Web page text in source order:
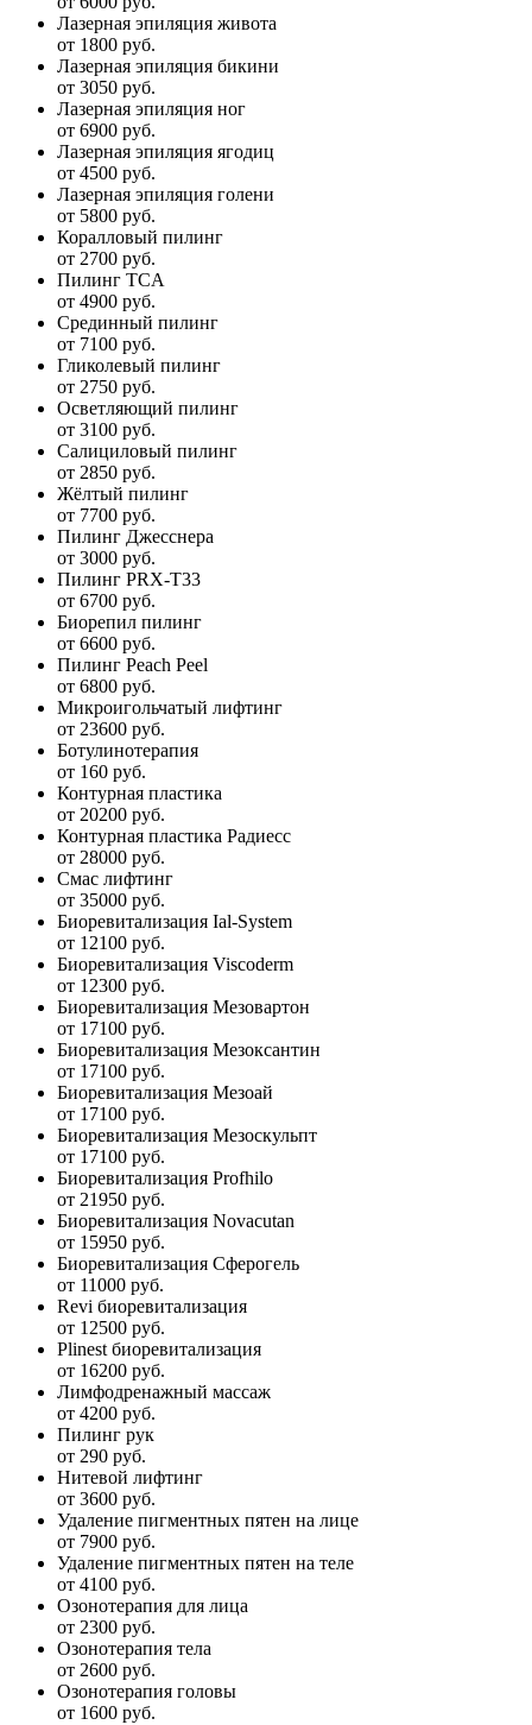
Лазерная эпиляция живота
от 1800 руб.
Лазерная эпиляция бикини
от 3050 руб.
Лазерная эпиляция ног
от 6900 руб.
Лазерная эпиляция ягодиц
от 4500 руб.
Лазерная эпиляция голени
от 5800 руб.
Коралловый пилинг
от 2700 руб.
Пилинг TCA
от 4900 руб.
Срединный пилинг
от 7100 руб.
Гликолевый пилинг
от 2750 руб.
Осветляющий пилинг
от 3100 руб.
Салициловый пилинг
от 2850 руб.
Жёлтый пилинг
от 7700 руб.
Пилинг Джесснера
от 3000 руб.
Пилинг PRX-T33
от 6700 руб.
Биорепил пилинг
от 6600 руб.
Пилинг Peach Peel
от 6800 руб.
Микроигольчатый лифтинг
от 23600 руб.
Ботулинотерапия
от 160 руб.
Контурная пластика
от 20200 руб.
Контурная пластика Радиесс
от 28000 руб.
Смас лифтинг
от 35000 руб.
Биоревитализация Ial-System
от 12100 руб.
Биоревитализация Viscoderm
от 12300 руб.
Биоревитализация Мезовартон
от 17100 руб.
Биоревитализация Мезоксантин
от 17100 руб.
Биоревитализация Мезоай
от 17100 руб.
Биоревитализация Мезоскульпт
от 17100 руб.
Биоревитализация Profhilo
от 21950 руб.
Биоревитализация Novacutan
от 15950 руб.
Биоревитализация Сферогель
от 11000 руб.
Revi биоревитализация
от 12500 руб.
Plinest биоревитализация
от 16200 руб.
Лимфодренажный массаж
от 4200 руб.
Пилинг рук
от 290 руб.
Нитевой лифтинг
от 3600 руб.
Удаление пигментных пятен на лице
от 7900 руб.
Удаление пигментных пятен на теле
от 4100 руб.
Озонотерапия для лица
от 2300 руб.
Озонотерапия тела
от 2600 руб.
Озонотерапия головы
от 1600 руб.